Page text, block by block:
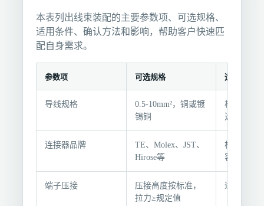
本表列出线束装配的主要参数项、可选规格、
适用条件、确认方法和影响，帮助客户快速匹
配自身需求。
数
适
用
参数项 可选规格 适用条件
导线规格
0.5-10mm²，铜或镀
锡铜
根据载流
选择
连接器品牌
TE、Molex、JST、
Hirose等
根据客户
容性选择
端子压接
压接高度按标准，
拉力≥规定值
适用所有